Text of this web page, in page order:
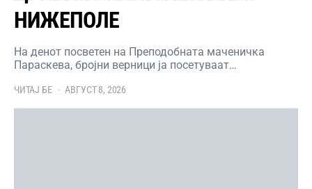
НИЖЕПОЛЕ
На денот посветен на Преподобната маченичка
Параскева, бројни верници ја посетуваат…
ЧИТАЈ БЕ АВГУСТ 8, 2026